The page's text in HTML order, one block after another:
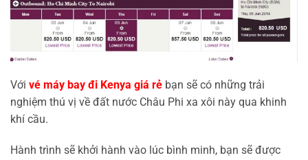
Với vé máy bay đi Kenya giá rẻ bạn sẽ có những trải
nghiệm thú vị về đất nước Châu Phi xa xôi này qua khinh
khí cầu.
Hành trình sẽ khởi hành vào lúc bình minh, bạn sẽ được